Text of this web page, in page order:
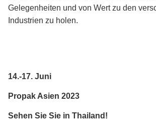
Gelegenheiten und von Wert zu den
Industrien zu holen.
14.-17. Juni
Propak Asien 2023
Sehen Sie Sie in Thailand!